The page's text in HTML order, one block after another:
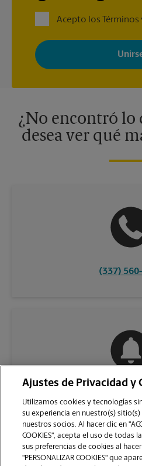
Acepto los Términos
Al registrarse, acepta recibir
Store con noticias, ofertas
adaptados a sus intereses. Puede
momento. Para más información,
¿No encontró lo
desea ver qué
(337)
Ajustes de Privacidad y
Utilizamos cookies y tecnologías
su experiencia en nuestro(s)
nuestros socios. Al hacer clic en
COOKIES", acepta el uso de todas
sus preferencias de cookies al
"PERSONALIZAR COOKIES" que